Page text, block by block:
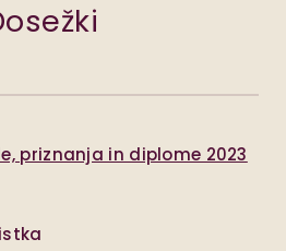
priznanja in diplome 2023